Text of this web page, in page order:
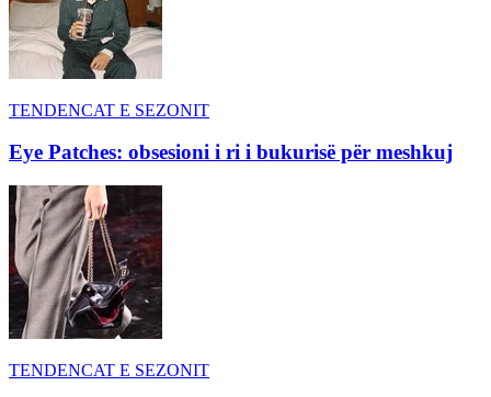
TENDENCAT E SEZONIT
Eye Patches: obsesioni i ri i bukurisë për meshkuj
TENDENCAT E SEZONIT